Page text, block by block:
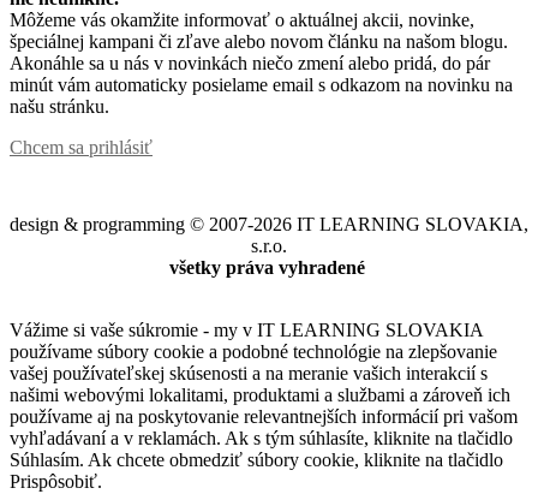
Môžeme vás okamžite informovať o aktuálnej akcii, novinke,
špeciálnej kampani či zľave alebo novom článku na našom blogu.
Akonáhle sa u nás v novinkách niečo zmení alebo pridá, do pár
minút vám automaticky posielame email s odkazom na novinku na
našu stránku.
Chcem sa prihlásiť
design & programming © 2007-2026 IT LEARNING SLOVAKIA,
s.r.o.
všetky práva vyhradené
Vážime si vaše súkromie - my v IT LEARNING SLOVAKIA
používame súbory cookie a podobné technológie na zlepšovanie
vašej používateľskej skúsenosti a na meranie vašich interakcií s
našimi webovými lokalitami, produktami a službami a zároveň ich
používame aj na poskytovanie relevantnejších informácií pri vašom
vyhľadávaní a v reklamách. Ak s tým súhlasíte, kliknite na tlačidlo
Súhlasím. Ak chcete obmedziť súbory cookie, kliknite na tlačidlo
Prispôsobiť.